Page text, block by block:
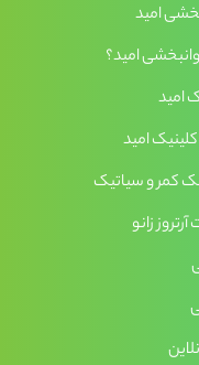
امید
امید؟
امید
امید
کمر و سیاتیک
زانو